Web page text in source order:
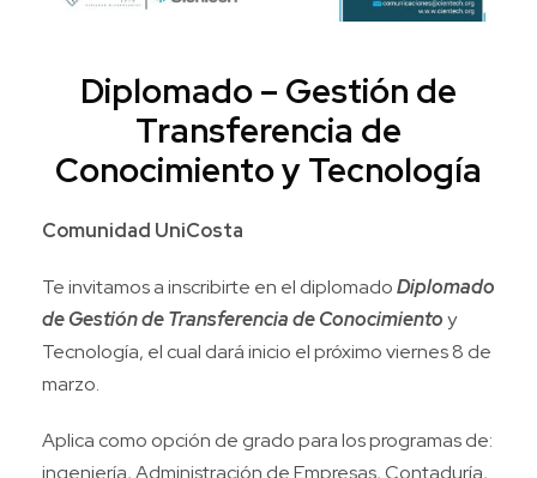
Diplomado – Gestión de
Transferencia de
Conocimiento y Tecnología
Comunidad UniCosta
Te invitamos a inscribirte en el diplomadoDiplomado
de Gestión de Transferencia de Conocimientoy
Tecnología, el cual dará inicio el próximo viernes 8 de
marzo.
Aplica como opción de grado para los programas de: